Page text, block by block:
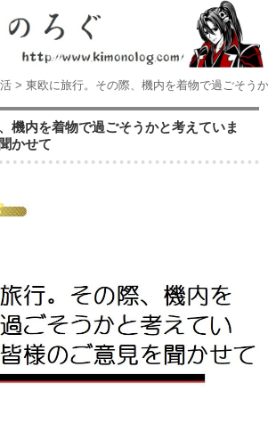
> 東欧に旅行。その際、機内を着物で過ごそう
機内を着物で過ごそうかと考えていま
かせて